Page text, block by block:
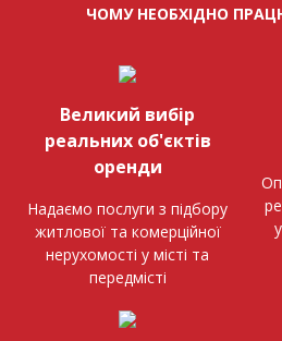
ЧОМУ НЕОБХІДНО
Великий вибір
реальних об'єктів
оренди
Надаємо послуги з підбору
житлової та комерційної
нерухомості у місті та
передмісті